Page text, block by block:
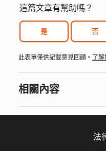
這篇文章有幫助嗎？
是 否
此表單僅供記載意見回饋。 了
相關內容
法